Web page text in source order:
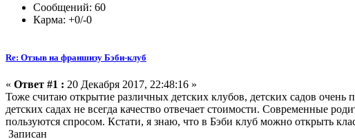
Сообщений: 60
Карма: +0/-0
Re: Отзыв на франшизу Бэби-клуб
« Ответ #1 : 20 Декабря 2017, 22:48:16 »
Тоже считаю открытие различных детских клубов, детских садов очень
детских садах не всегда качество отвечает стоимости. Современные
пользуются спросом. Кстати, я знаю, что в Бэби клуб можно открыть
Записан